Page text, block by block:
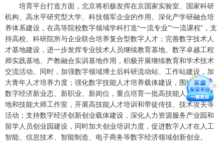
培育平台打造方面，北京将积极发挥在京国家实验室、国家科研
机构、高水平研究型大学、科技领军企业的作用。深化产学研融合培
养体系建设，在高等院校数字领域学科打造“一流专业”“一流课程”，支
持高校、科研院所与企业联合培养复合型数字人才；完善数字技术人
才基地建设，进一步发挥专业技术人员继续教育基地、数字卓越工程
师实践基地、产教融合实训基地作用，积极开展继续教育和学术技术
交流活动。同时，加强数字领域博士后科研流动站、工作站建设，加
大青年人才培养力度；强化数字技能人才培养载体建设，围绕战略性
数字经济新业态、新职业、新岗位，重点培育一批高技能人才培训基
地和技能大师工作室，开展高技能人才培训和带徒传技、技术攻关等
活动；支持数字经济创新创业载体建设，深化人力资源服务产业园和
留学人员创业园建设，同时加大创业培训力度，促进数字人才在人工
智能、信息技术、智能制造、电子商务等数字经济领域创新创业。